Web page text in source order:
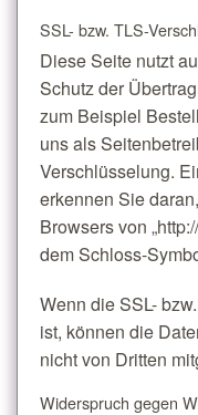
SSL- bzw. TLS-
Diese Seite nutzt
Schutz der
zum Beispiel
uns als
Verschlüsselung.
erkennen Sie
Browsers von
dem Schloss-
Wenn die SSL-
ist, können die
nicht von Dritten
Widerspruch gegen